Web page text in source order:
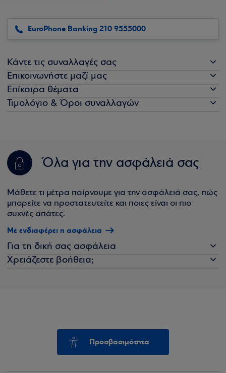
EuroPhone Banking 210 9555000
Κάντε τις συναλλαγές σας
Επικοινωνήστε μαζί μας
Επίκαιρα θέματα
Τιμολόγιο & Όροι συναλλαγών
Όλα για την ασφάλειά σας
Μάθετε τι μέτρα παίρνουμε για την ασφάλειά σας, πώς
μπορείτε να προστατευτείτε και ποιες είναι οι πιο
συχνές απάτες.
Με ενδιαφέρει η ασφάλεια
Για τη δική σας ασφάλεια
Χρειάζεστε βοήθεια;
Προσβασιμότητα